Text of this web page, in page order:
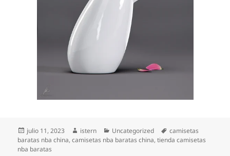
Publicado
el
julio 11, 2023 Autor
istern Categorías
Uncategorized Etiquetas
camisetas
baratas nba china,camisetas nba baratas china,tienda camisetas
nba baratas